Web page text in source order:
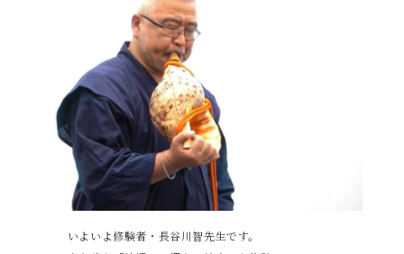
いよいよ修験者・長谷川智先生です。